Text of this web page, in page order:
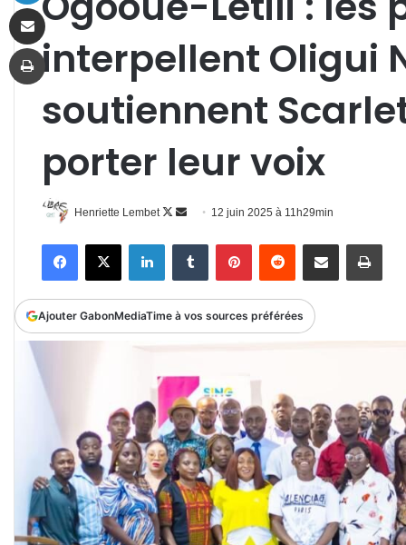
interpellent Oligui
soutiennent
porter leur voix
Henriette Lembet
Follow
Envoyer
courriel
12 juin 2025 à 11h29min
FacebookX LinkedinTumblr PinterestReddit Partager par email
Ajouter GabonMediaTime à vos sources préférées
Partager par email
Imprimer